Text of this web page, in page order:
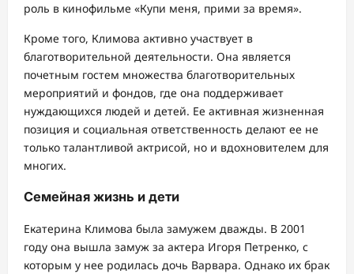
роль в кинофильме «Купи меня, прими за время».
Кроме того, Климова активно участвует в
благотворительной деятельности. Она является
почетным гостем множества благотворительных
мероприятий и фондов, где она поддерживает
нуждающихся людей и детей. Ее активная жизненная
позиция и социальная ответственность делают ее не
только талантливой актрисой, но и вдохновителем для
многих.
Семейная жизнь и дети
Екатерина Климова была замужем дважды. В 2001
году она вышла замуж за актера Игоря Петренко, с
которым у нее родилась дочь Варвара. Однако их брак